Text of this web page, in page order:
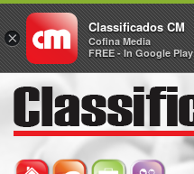
×
Classificados CM
Cofina Media
FREE - In Google Play